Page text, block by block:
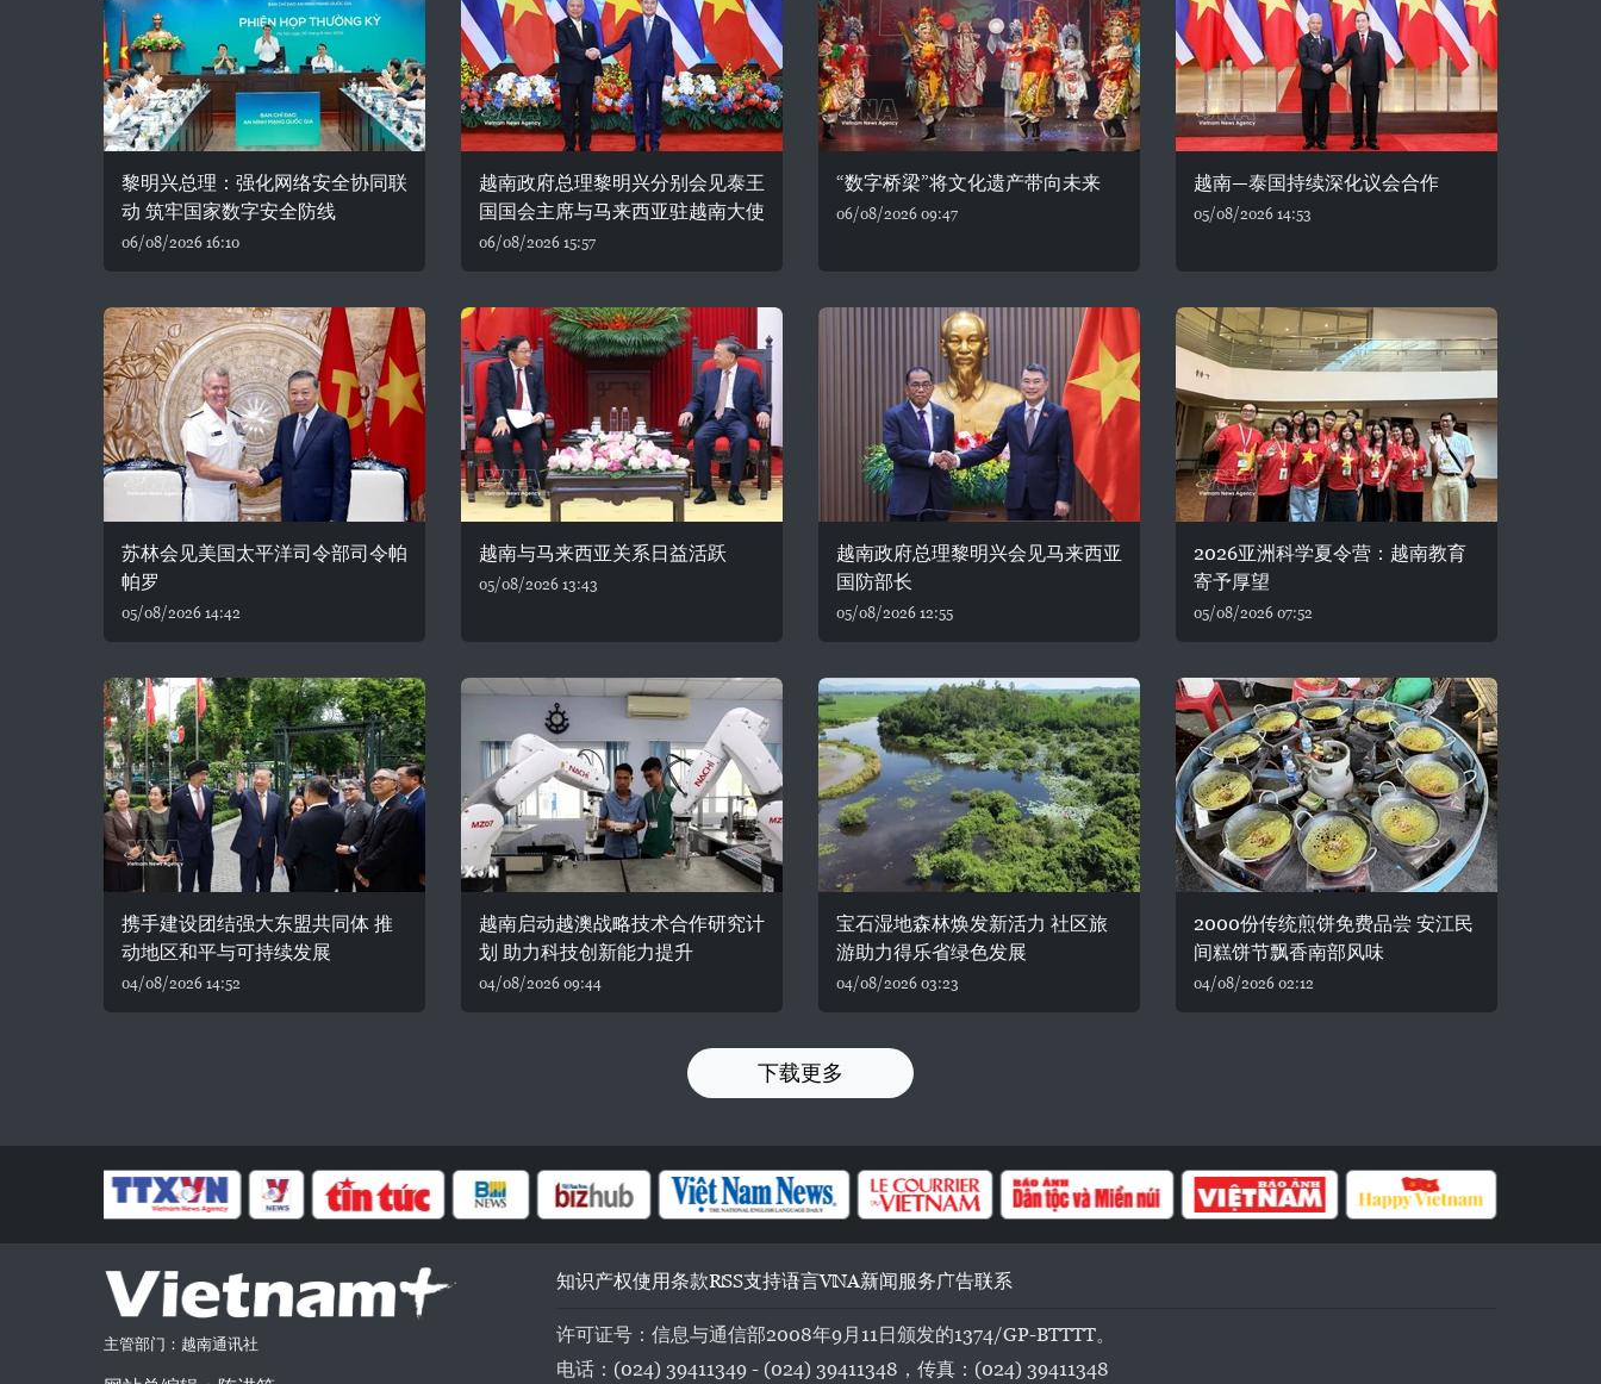
黎明兴总理：强化网络安全协同联
动 筑牢国家数字安全防线
06/08/2026 16:10
越南政府总理黎明兴分别会见泰王
国国会主席与马来西亚驻越南大使
06/08/2026 15:57
“数字桥梁”将文化遗产带向未来
06/08/2026 09:47
越南—泰国持续深化议会合作
05/08/2026 14:53
苏林会见美国太平洋司令部司令帕
帕罗
05/08/2026 14:42
越南与马来西亚关系日益活跃
05/08/2026 13:43
越南政府总理黎明兴会见马来西亚
国防部长
05/08/2026 12:55
2026亚洲科学夏令营：越南教育
寄予厚望
05/08/2026 07:52
携手建设团结强大东盟共同体 推
动地区和平与可持续发展
04/08/2026 14:52
越南启动越澳战略技术合作研究计
划 助力科技创新能力提升
04/08/2026 09:44
宝石湿地森林焕发新活力 社区旅
游助力得乐省绿色发展
04/08/2026 03:23
2000份传统煎饼免费品尝 安江民
间糕饼节飘香南部风味
04/08/2026 02:12
下载更多
主管部门：越南通讯社
知识产权使用条款RSS支持语言VNA新闻服务广告联系
许可证号：信息与通信部2008年9月11日颁发的1374/GP-BTTTT。
电话：(024) 39411349 - (024) 39411348，传真：(024) 39411348